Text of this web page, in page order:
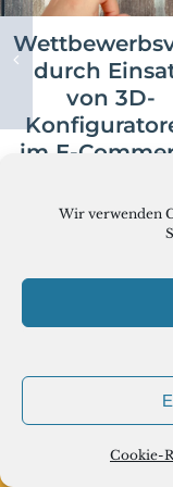
Wir verwenden
Cookie-
durch
von 3D-
im E-